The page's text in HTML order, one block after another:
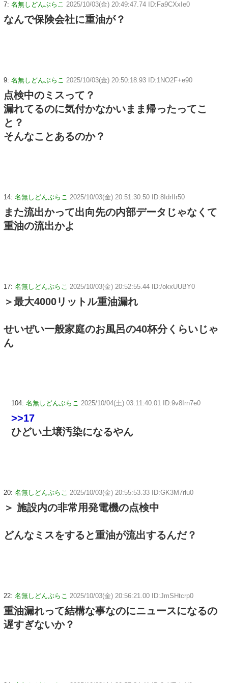
7: 名無しどんぶらこ 2025/10/03(金) 20:49:47.74 ID:Fa9CXxIe0
なんで保険会社に重油が？
9: 名無しどんぶらこ 2025/10/03(金) 20:50:18.93 ID:1NO2F+e90
点検中のミスって？
漏れてるのに気付かなかいまま帰ったってこ
と？
そんなことあるのか？
14: 名無しどんぶらこ 2025/10/03(金) 20:51:30.50 ID:8IdrIIr50
また流出かって出向先の内部データじゃなくて
重油の流出かよ
17: 名無しどんぶらこ 2025/10/03(金) 20:52:55.44 ID:/okxUUBY0
＞最大4000リットル重油漏れ
せいぜい一般家庭のお風呂の40杯分くらいじゃ
ん
104: 名無しどんぶらこ 2025/10/04(土) 03:11:40.01 ID:9v8Irn7e0
>>17
ひどい土壌汚染になるやん
20: 名無しどんぶらこ 2025/10/03(金) 20:55:53.33 ID:GK3M7rlu0
＞ 施設内の非常用発電機の点検中
どんなミスをすると重油が流出するんだ？
22: 名無しどんぶらこ 2025/10/03(金) 20:56:21.00 ID:JmSHtcrp0
重油漏れって結構な事なのにニュースになるの
遅すぎないか？